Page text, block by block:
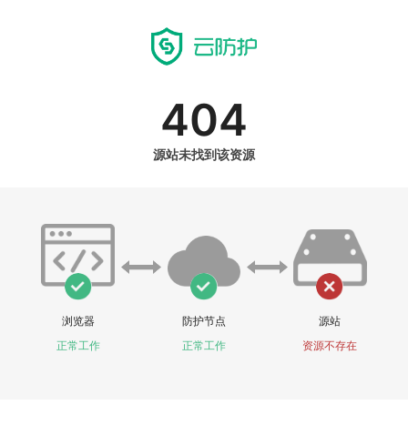
404
源站未找到该资源
浏览器
正常工作
防护节点
正常工作
源站
资源不存在